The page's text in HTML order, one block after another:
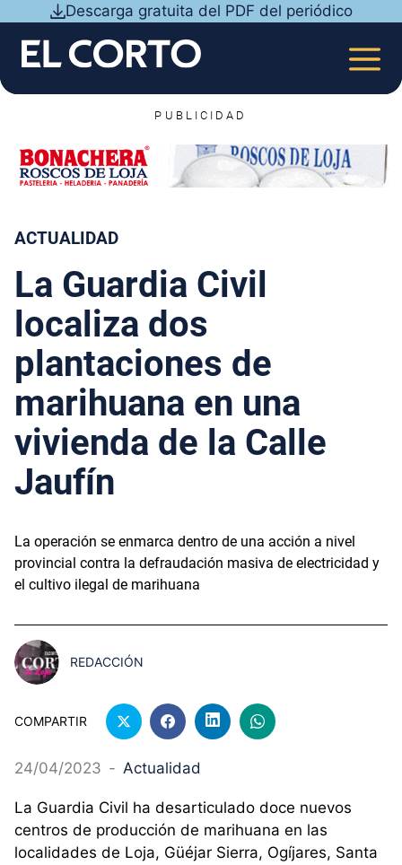
contenido
Descarga gratuita del PDF del periódico
PUBLICIDAD
ACTUALIDAD
La Guardia Civil
localiza dos
plantaciones de
marihuana en una
vivienda de la Calle
Jaufín
La operación se enmarca dentro de una acción a nivel
provincial contra la defraudación masiva de electricidad y
el cultivo ilegal de marihuana
REDACCIÓN
COMPARTIR
24/04/2023 - Actualidad
La Guardia Civil ha desarticulado doce nuevos
centros de producción de marihuana en las
localidades de Loja, Güéjar Sierra, Ogíjares, Santa